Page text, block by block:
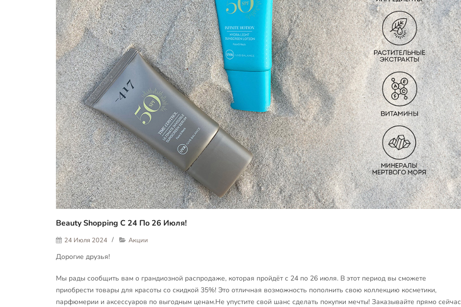
Beauty Shopping С 24 По 26 Июля!
24 Июля 2024 Акции
Дорогие друзья!
Мы рады сообщить вам о грандиозной распродаже, которая пройдёт с 24 по 26 июля. В этот период вы сможете
приобрести товары для красоты со скидкой 35%! Это отличная возможность пополнить свою коллекцию косметики,
парфюмерии и аксессуаров по выгодным ценам.Не упустите свой шанс сделать покупки мечты! Заказывайте прямо сейчас